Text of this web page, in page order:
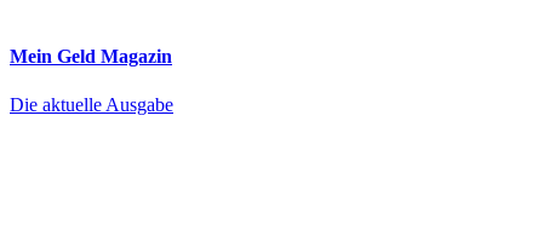
Mein Geld Magazin
Die aktuelle Ausgabe